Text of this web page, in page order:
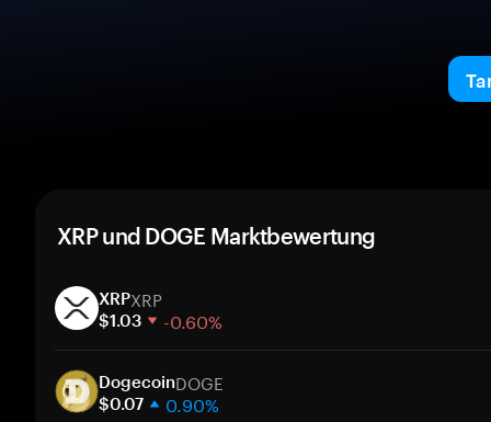
XRP und DOGE Marktbewertung
XRPXRP
$1.03 -0.60%
30 Tage
Marktkapitalisierung
DogecoinDOGE
$0.07 0.90%